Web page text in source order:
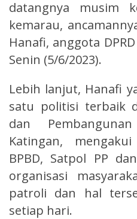
datangnya musim
kemarau,
Hanafi, anggota
Senin (5/6/2023).
Lebih lanjut, Hanafi
satu politisi terbaik
dan
Katingan,
BPBD, Satpol PP
organisasi
patroli dan hal
setiap hari.